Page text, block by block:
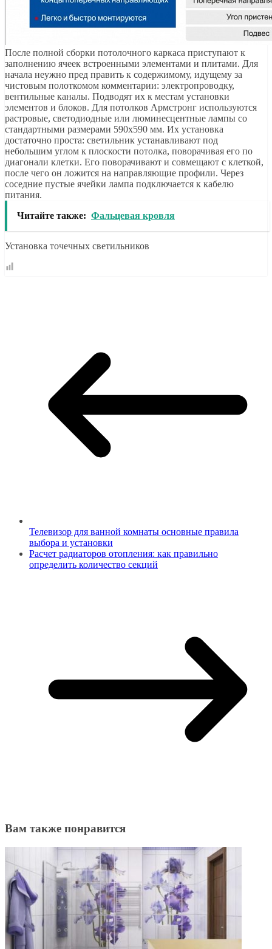
После полной сборки потолочного каркаса приступают к
заполнению ячеек встроенными элементами и плитами. Для
начала неужно пред править к содержимому, идущему за
чистовым полоткомом комментарии: электропроводку,
вентильные каналы. Подводят их к местам установки
элементов и блоков. Для потолков Армстронг используются
растровые, светодиодные или люминесцентные лампы со
стандартными размерами 590х590 мм. Их установка
достаточно проста: светильник устанавливают под
небольшим углом к ​​плоскости потолка, поворачивая его по
диагонали клетки. Его поворачивают и совмещают с клеткой,
после чего он ложится на направляющие профили. Через
соседние пустые ячейки лампа подключается к кабелю
питания.
Читайте также: Фальцевая кровля
Установка точечных светильников
Телевизор для ванной комнаты основные правила
выбора и установки
Расчет радиаторов отопления: как правильно
определить количество секций
Вам также понравится